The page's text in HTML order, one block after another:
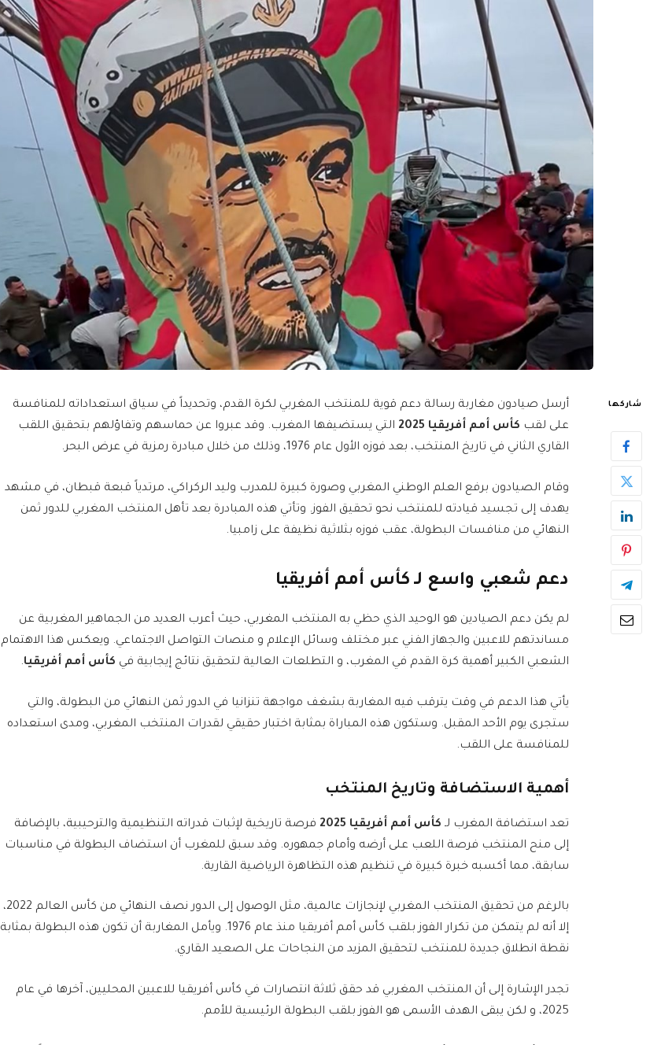
شاركها
أرسل صيادون مغاربة رسالة دعم قوية للمنتخب المغربي لكرة القدم، وتحديداً في سياق استعداداته للمنافسة
على لقب كأس أمم أفريقيا 2025
التي يستضيفها المغرب. وقد عبروا عن حماسهم وتفاؤلهم بتحقيق اللقب
القاري الثاني في تاريخ المنتخب، بعد فوزه الأول عام 1976، وذلك من خلال مبادرة رمزية في عرض البحر.
وقام الصيادون برفع العلم الوطني المغربي وصورة كبيرة للمدرب وليد الركراكي، مرتدياً قبعة قبطان، في مشهد
يهدف إلى تجسيد قيادته للمنتخب نحو تحقيق الفوز. وتأتي هذه المبادرة بعد تأهل المنتخب المغربي للدور ثمن
النهائي من منافسات البطولة، عقب فوزه بثلاثية نظيفة على زامبيا.
دعم شعبي واسع لـ كأس أمم أفريقيا
لم يكن دعم الصيادين هو الوحيد الذي حظي به المنتخب المغربي، حيث أعرب العديد من الجماهير المغربية عن
مساندتهم للاعبين والجهاز الفني عبر مختلف وسائل الإعلام و منصات التواصل الاجتماعي. ويعكس هذا الاهتمام
الشعبي الكبير أهمية كرة القدم في المغرب، و التطلعات العالية لتحقيق نتائج إيجابية في كأس أمم أفريقيا.
يأتي هذا الدعم في وقت يترقب فيه المغاربة بشغف مواجهة تنزانيا في الدور ثمن النهائي من البطولة، والتي
ستجرى يوم الأحد المقبل. وستكون هذه المباراة بمثابة اختبار حقيقي لقدرات المنتخب المغربي، ومدى استعداده
للمنافسة على اللقب.
أهمية الاستضافة وتاريخ المنتخب
تعد استضافة المغرب لـ كأس أمم أفريقيا 2025
فرصة تاريخية لإثبات قدراته التنظيمية والترحيبية، بالإضافة
إلى منح المنتخب فرصة اللعب على أرضه وأمام جمهوره. وقد سبق للمغرب أن استضاف البطولة في مناسبات
سابقة، مما أكسبه خبرة كبيرة في تنظيم هذه التظاهرة الرياضية القارية.
بالرغم من تحقيق المنتخب المغربي لإنجازات عالمية، مثل الوصول إلى الدور نصف النهائي من كأس العالم 2022،
إلا أنه لم يتمكن من تكرار الفوز بلقب كأس أمم أفريقيا منذ عام 1976. ويأمل المغاربة أن تكون هذه البطولة بمثابة
نقطة انطلاق جديدة للمنتخب لتحقيق المزيد من النجاحات على الصعيد القاري.
تجدر الإشارة إلى أن المنتخب المغربي قد حقق ثلاثة انتصارات في كأس أفريقيا للاعبين المحليين، آخرها في عام
2025، و لكن يبقى الهدف الأسمى هو الفوز بلقب البطولة الرئيسية للأمم.